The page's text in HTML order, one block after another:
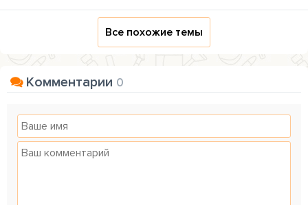
Все похожие темы
Комментарии 0